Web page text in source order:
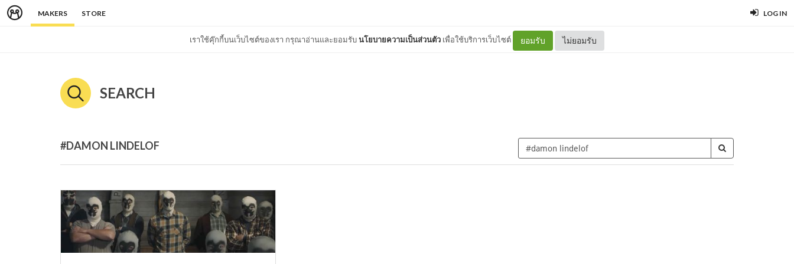
MAKERS STORE LOG IN
เราใช้คุ๊กกี้บนเว็บไซต์ของเรา กรุณาอ่านและยอมรับนโยบายความเป็นส่วนตัว เพื่อใช้บริการเว็บไซต์ ยอมรับ ไม่ยอมรับ
SEARCH
#DAMON LINDELOF